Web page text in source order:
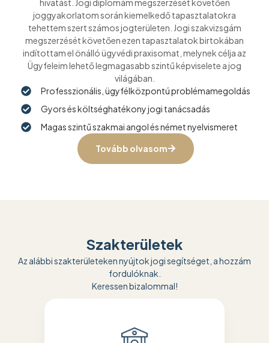
joggyakorlatom során kiemelkedő tapasztalatokra
tehettem szert számos jogterületen. Jogi szakvizsgám
megszerzését követően ezen tapasztalatok birtokában
indítottam el önálló ügyvédi praxisomat, melynek célja az
Ügyfeleim lehető legmagasabb szintű képviselete a jog
világában.
Professzionális, ügyfélközpontú problémamegoldás
Gyors és költséghatékony jogi tanácsadás
Magas szintű szakmai angol és német nyelvismeret
Tovább olvasom
Szakterületek
Az alábbi szakterületeken nyújtok jogi segítséget, a hozzám
fordulóknak.
Keressen bizalommal!